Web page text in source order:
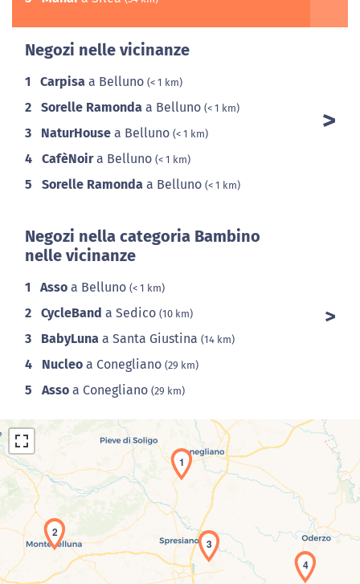
Negozi nelle vicinanze
1 Carpisa a Belluno (< 1 km)
2 Sorelle Ramonda a Belluno (< 1 km)
3 NaturHouse a Belluno (< 1 km)
4 CafèNoira Belluno (< 1 km)
5 Sorelle Ramonda a Belluno (< 1 km)
Negozi nella categoria Bambino
nelle vicinanze
1 Asso a Belluno (< 1 km)
2 CycleBand a Sedico (10 km)
3 BabyLuna a Santa Giustina (14 km)
4 Nucleo a Conegliano (29 km)
5 Asso a Conegliano (29 km)
Caricamento della carta in corso...
1
2
3
4